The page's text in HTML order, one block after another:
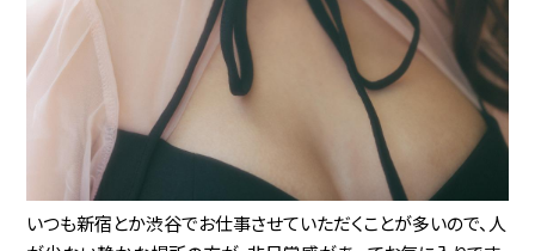
いつも新宿とか渋谷でお仕事させていただくことが多いので、人